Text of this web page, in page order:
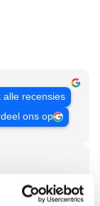
alle recensies
ons op